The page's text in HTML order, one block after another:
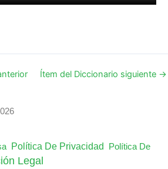
Ítem del Diccionario siguiente →
Política De Privacidad
Política De
Legal